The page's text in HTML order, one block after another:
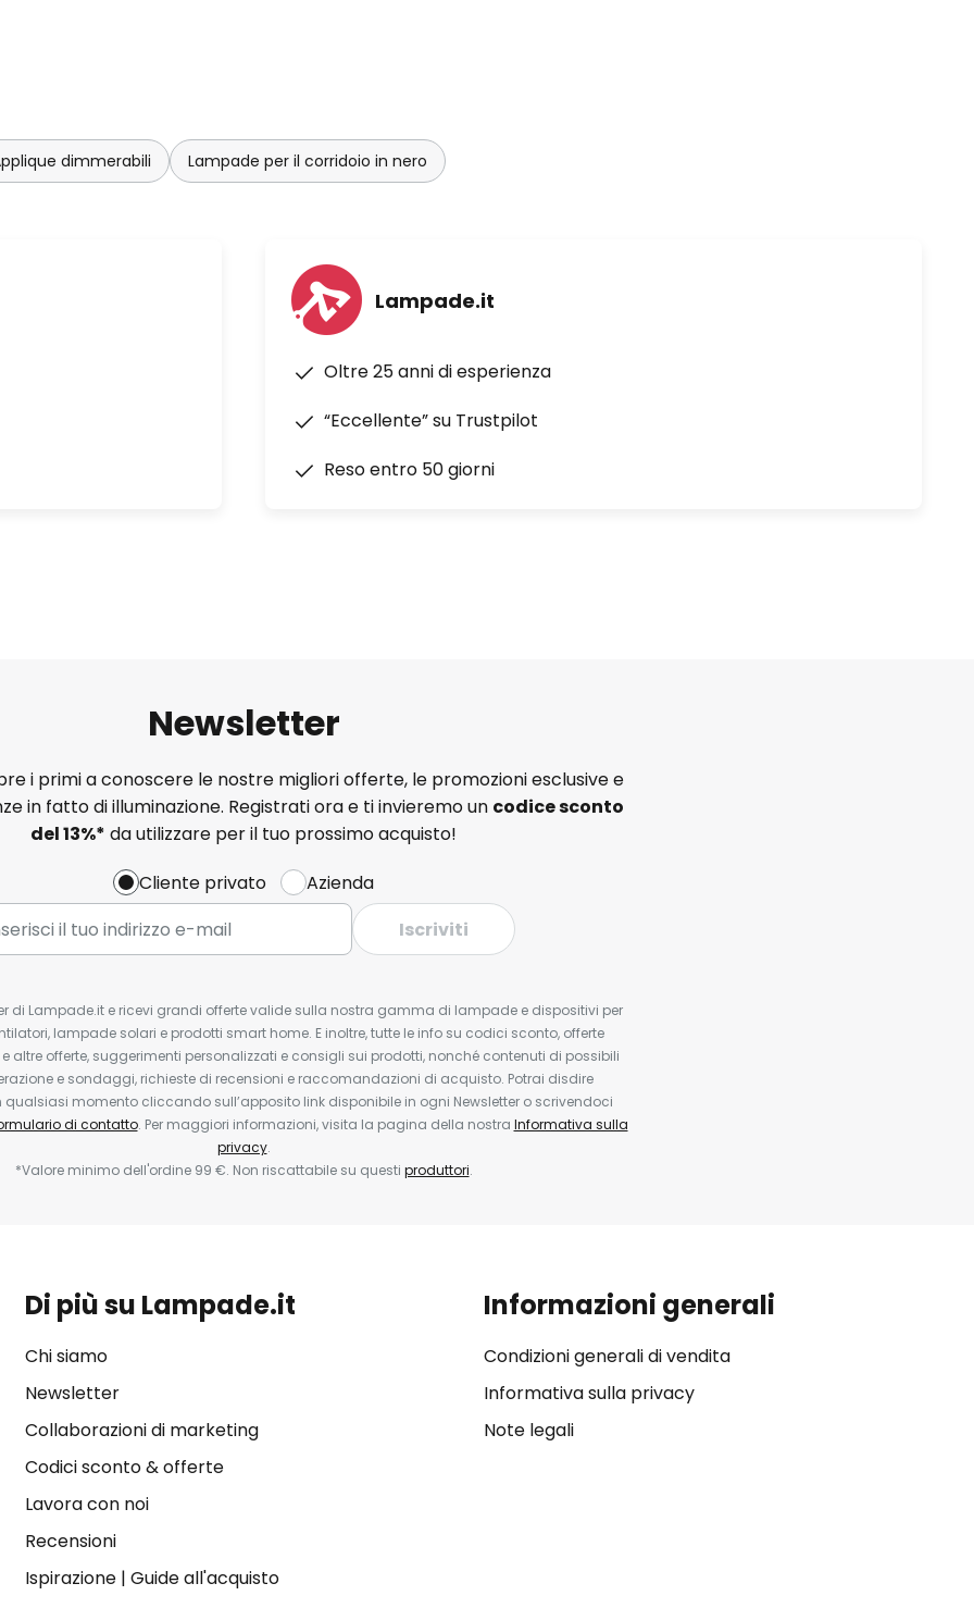
dimmerabili Lampade per il corridoio in nero
Lampade.it
Oltre 25 anni di esperienza
“Eccellente” su Trustpilot
Reso entro 50 giorni
Newsletter
i primi a conoscere le nostre migliori offerte, le promozioni esclusive e
in fatto di illuminazione. Registrati ora e ti invieremo un codice sconto
del13%* da utilizzare per il tuo prossimo acquisto!
Cliente privato
Azienda
Iscriviti
di Lampade.it e ricevi grandi offerte valide sulla nostra gamma di lampade e dispositivi per
lampade solari e prodotti smart home. E inoltre, tutte le info su codici sconto, offerte
altre offerte, suggerimenti personalizzati e consigli sui prodotti, nonché contenuti di possibili
e sondaggi, richieste di recensioni e raccomandazioni di acquisto. Potrai disdire
momento cliccando sull’apposito link disponibile in ogni Newsletter o scrivendoci
di contatto. Per maggiori informazioni, visita la pagina della nostra Informativa sulla
privacy.
*Valore minimo dell'ordine 99 €. Non riscattabile su questi produttori.
Di più su Lampade.it
Chi siamo
Newsletter
Collaborazioni di marketing
Codici sconto & offerte
Lavora con noi
Recensioni
Ispirazione| Guide all'acquisto
Informazioni generali
Condizioni generali di vendita
Informativa sulla privacy
Note legali